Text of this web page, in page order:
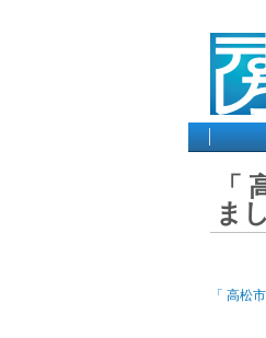
「
ま
「 高松